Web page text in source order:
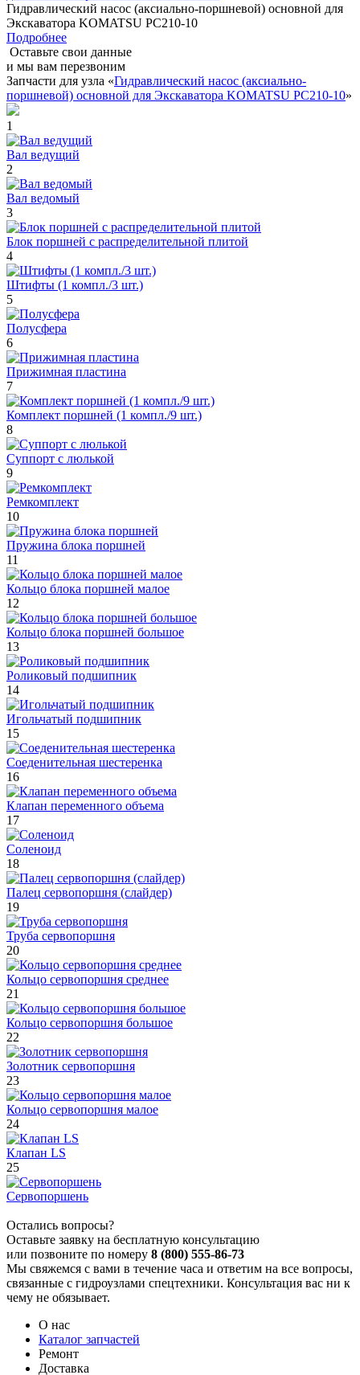
Гидравлический насос (аксиально-поршневой) основной для
Экскаватора KOMATSU PC210-10
Подробнее
Оставьте свои данные
и мы вам перезвоним
Запчасти для узла «Гидравлический насос (аксиально-
поршневой) основной для Экскаватора KOMATSU PC210-10»
1
Вал ведущий
2
Вал ведомый
3
Блок поршней c распределительной плитой
4
Штифты (1 компл./3 шт.)
5
Полусфера
6
Прижимная пластина
7
Комплект поршней (1 компл./9 шт.)
8
Суппорт с люлькой
9
Ремкомплект
10
Пружина блока поршней
11
Кольцо блока поршней малое
12
Кольцо блока поршней большое
13
Роликовый подшипник
14
Игольчатый подшипник
15
Соеденительная шестеренка
16
Клапан переменного объема
17
Соленоид
18
Палец сервопоршня (слайдер)
19
Труба сервопоршня
20
Кольцо сервопоршня среднее
21
Кольцо сервопоршня большое
22
Золотник сервопоршня
23
Кольцо сервопоршня малое
24
Клапан LS
25
Сервопоршень
Остались вопросы?
Оставьте заявку на бесплатную консультацию
или позвоните по номеру 8 (800) 555-86-73
Мы свяжемся с вами в течение часа и ответим на все вопросы,
связанные с гидроузлами спецтехники. Консультация вас ни к
чему не обязывает.
О нас
Каталог запчастей
Ремонт
Доставка